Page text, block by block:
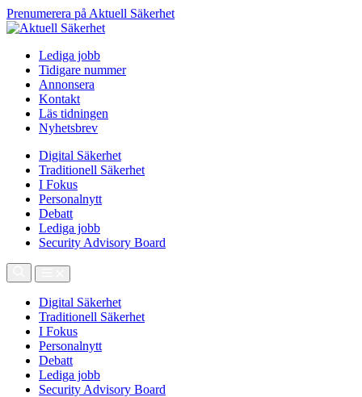
Prenumerera på Aktuell Säkerhet
Lediga jobb
Tidigare nummer
Annonsera
Kontakt
Läs tidningen
Nyhetsbrev
Digital Säkerhet
Traditionell Säkerhet
I Fokus
Personalnytt
Debatt
Lediga jobb
Security Advisory Board
Digital Säkerhet
Traditionell Säkerhet
I Fokus
Personalnytt
Debatt
Lediga jobb
Security Advisory Board